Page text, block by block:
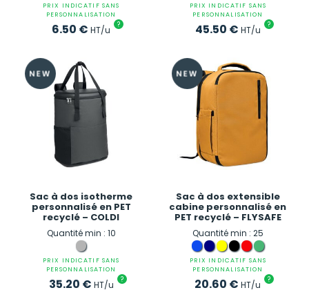
PRIX INDICATIF SANS
PERSONNALISATION
6.50 € HT/u ?
PRIX INDICATIF SANS
PERSONNALISATION
45.50 € HT/u ?
Sac à dos isotherme
personnalisé en PET
recyclé – COLDI
Quantité min : 10
PRIX INDICATIF SANS
PERSONNALISATION
35.20 € HT/u ?
Sac à dos extensible
cabine personnalisé en
PET recyclé – FLYSAFE
Quantité min : 25
PRIX INDICATIF SANS
PERSONNALISATION
20.60 € HT/u ?